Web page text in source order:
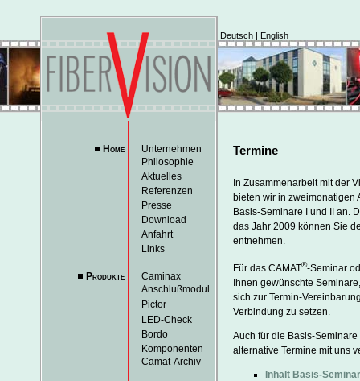
Deutsch | English
Home
Unternehmen
Philosophie
Aktuelles
Referenzen
Presse
Download
Anfahrt
Links
Produkte
Caminax
Anschlußmodul
Pictor
LED-Check
Bordo
Komponenten
Camat-Archiv
Termine
In Zusammenarbeit mit der
bieten wir in zweimonatigen
Basis-Seminare I und II an.
das Jahr 2009 können Sie
entnehmen.
Für das CAMAT®-Seminar
Ihnen gewünschte
sich zur Termin-
Verbindung zu setzen.
Auch für die Basis-
alternative Termine mit uns
Inhalt Basis-